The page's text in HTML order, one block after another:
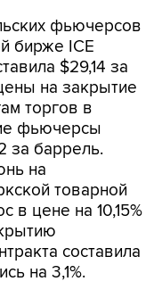
фьючерсов
бирже ICE
$29,14 за
на закрытие
торгов в
фьючерсы
за баррель.
на
товарной
в цене на 10,15%
составила
на 3,1%.